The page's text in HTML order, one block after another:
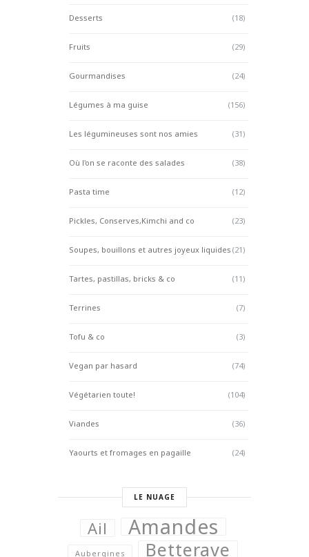
Desserts (18)
Fruits (29)
Gourmandises (24)
Légumes à ma guise (156)
Les légumineuses sont nos amies (31)
Où l'on se raconte des salades (38)
Pasta time (12)
Pickles, Conserves,Kimchi and co (23)
Soupes, bouillons et autres joyeux liquides (21)
Tartes, pastillas, bricks & co (11)
Terrines (7)
Tofu & co (3)
Vegan par hasard (74)
Végétarien toute! (104)
Viandes (36)
Yaourts et fromages en pagaille (24)
LE NUAGE
Ail Amandes
Aubergines Betterave